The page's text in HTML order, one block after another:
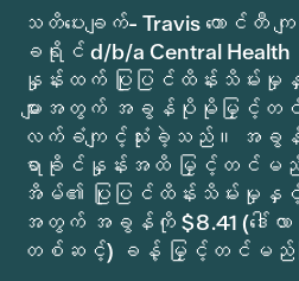
သတိပေးချက်- Travis ကောင်တီ ကျ
ခရိုင် d/b/a Central
နှုန်းထက် ပြုပြင်ထိန်းသိမ်
များအတွက် အခွန်ပိုမိုမြှင့်တ
လက်ခံကျင့်သုံးခဲ့သည်။ အခွန်နှု
ရာခိုင်နှုန်းအထိ မြှင့်တင်မည်ဖ
အိမ်၏ ပြုပြင်ထိန်းသိမ်းမှုနှ
အတွက် အခွန်ကို $8.41 (ဒေါ်လာ
တစ်ဆင့်) ခန့် မြှင့်တင်မည်